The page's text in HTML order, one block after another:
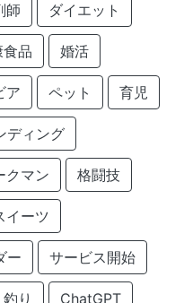
師 ダイエット
品 婚活
ア ペット 育児
ディング
クマン 格闘技
イーツ
ー サービス開始
釣り ChatGPT